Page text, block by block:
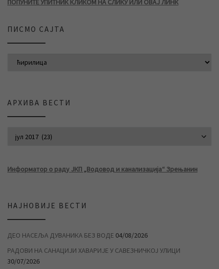
ПОПУНИТЕ УПИТНИК КЛИКОМ НА СЛИКУ ИЛИ ОВАЈ ЛИНК
ПИСМО САЈТА
АРХИВА ВЕСТИ
Информатор о раду ЈКП „Водовод и канализација“ Зрењанин
НАЈНОВИЈЕ ВЕСТИ
ДЕО НАСЕЉА ДУВАНИКА БЕЗ ВОДЕ 04/08/2026
РАДОВИ НА САНАЦИЈИ ХАВАРИЈЕ У САВЕЗНИЧКОЈ УЛИЦИ
30/07/2026